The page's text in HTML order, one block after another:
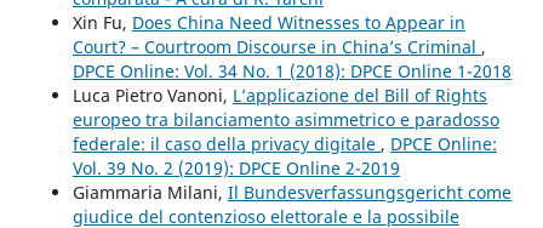
Xin Fu, Does China Need Witnesses to Appear in
Court? – Courtroom Discourse in China’s Criminal ,
DPCE Online: Vol. 34 No. 1 (2018): DPCE Online 1-2018
Luca Pietro Vanoni, L’applicazione del Bill of Rights
europeo tra bilanciamento asimmetrico e paradosso
federale: il caso della privacy digitale , DPCE Online:
Vol. 39 No. 2 (2019): DPCE Online 2-2019
Giammaria Milani, Il Bundesverfassungsgericht come
giudice del contenzioso elettorale e la possibile